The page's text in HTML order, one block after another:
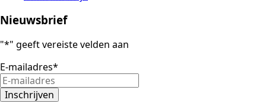
Nieuwsbrief
"*" geeft vereiste velden aan
E-mailadres*